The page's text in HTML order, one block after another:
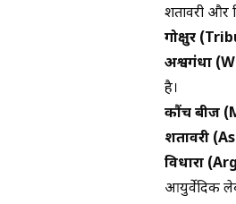
शतावरी और
गोक्षुर
अश्वगंधा
है।
कौंच बीज
शतावरी
विधारा
आयुर्वेदिक